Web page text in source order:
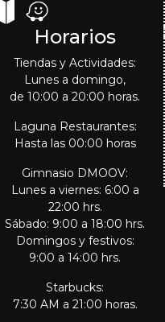
Horarios
Tiendas y Actividades:
Lunes a domingo,
de 10:00 a 20:00 horas.
Laguna Restaurantes:
Hasta las 00:00 horas
Gimnasio DMOOV:
Lunes a viernes: 6:00 a
22:00 hrs.
Sábado: 9:00 a 18:00 hrs.
Domingos y festivos:
9:00 a 14:00 hrs.
Starbucks:
7:30 AM a 21:00 horas.